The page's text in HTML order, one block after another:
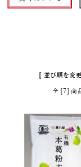
[ 並び順を変
全 [7] 商
キーワード